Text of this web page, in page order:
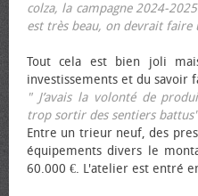
colza, la campagne 2024-
est très beau, on devrait faire
Tout cela est bien joli
investissements et du savoir
" J’avais la volonté de
trop sortir des sentiers battus"
Entre un trieur neuf, des
équipements divers le
60.000 €. L'atelier est entré